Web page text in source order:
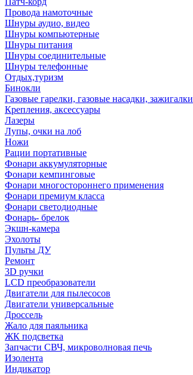
Провода намоточные
Шнуры аудио, видео
Шнуры компьютерные
Шнуры питания
Шнуры соединительные
Шнуры телефонные
Отдых,туризм
Бинокли
Газовые гарелки, газовые насадки, зажигалки
Крепления, аксессуары
Лазеры
Лупы, очки на лоб
Ножи
Рации портативные
Фонари аккумуляторные
Фонари кемпинговые
Фонари многостороннего применения
Фонари премиум класса
Фонари светодиодные
Фонарь- брелок
Экшн-камера
Эхолоты
Пульты ДУ
Ремонт
3D ручки
LCD преобразователи
Двигатели для пылесосов
Двигатели универсальные
Дроссель
Жало для паяльника
ЖК подсветка
Запчасти СВЧ, микроволновая печь
Изолента
Индикатор